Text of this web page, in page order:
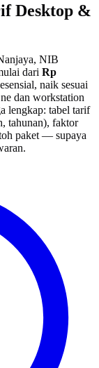
Desktop &
NIB
dari Rp
naik sesuai
dan workstation
lengkap: tabel tarif
tahunan), faktor
paket — supaya